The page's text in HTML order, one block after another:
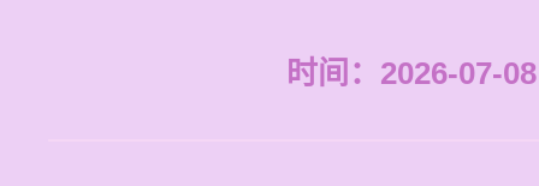
时间：2026-07-